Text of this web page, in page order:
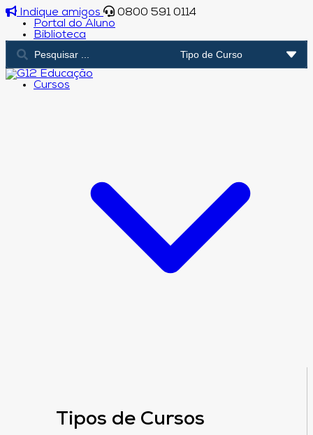
Indique amigos
0800 591 0114
Portal do Aluno
Biblioteca
Cursos
Tipos de Cursos